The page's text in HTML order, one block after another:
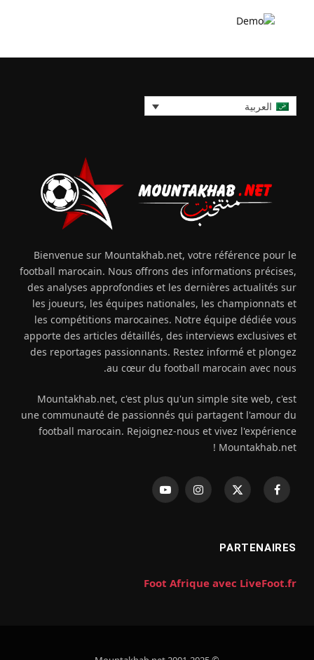
العربية
Bienvenue sur Mountakhab.net, votre référence pour le
football marocain. Nous offrons des informations précises,
des analyses approfondies et les dernières actualités sur
les joueurs, les équipes nationales, les championnats et
les compétitions marocaines. Notre équipe dédiée vous
apporte des articles détaillés, des interviews exclusives et
des reportages passionnants. Restez informé et plongez
au cœur du football marocain avec nous.
Mountakhab.net, c'est plus qu'un simple site web, c'est
une communauté de passionnés qui partagent l'amour du
football marocain. Rejoignez-nous et vivez l'expérience
Mountakhab.net !
فيسبوك
X
الانستغراميوتيوب
PARTENAIRES
Foot Afrique avec LiveFoot.fr